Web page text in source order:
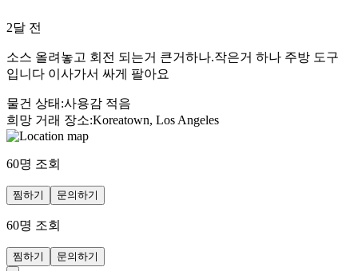
2달 전
소스 올려놓고 회전 되는거 큰거하나.작은거 하나 주방 도구
입니다 이사가서 싸게 팔아요
물건 상태 :사용감 적음
희망 거래 장소:Koreatown, Los Angeles
60명 조회
찜하기 문의하기
60명 조회
찜하기 문의하기